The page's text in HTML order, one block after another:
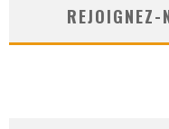
REJOIGNEZ-